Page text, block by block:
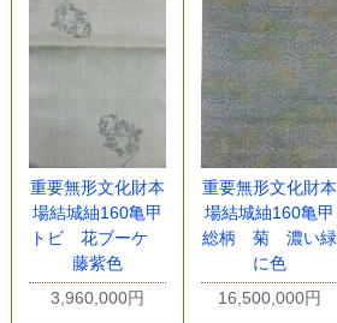
重要無形文化財本
場結城紬160亀甲
トビ 花ブーケ
藤紫色
3,960,000円
重要無形文化財本
場結城紬160亀甲
総柄 菊 濃い緑
に色
16,500,000円